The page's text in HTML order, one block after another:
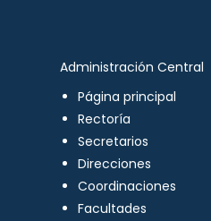
Administración Central
Página principal
Rectoría
Secretarios
Direcciones
Coordinaciones
Facultades